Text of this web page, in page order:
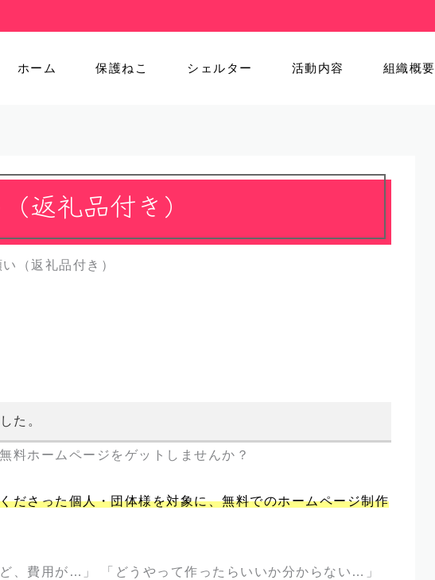
ホーム 保護ねこ シェルター 活動内容 組織概要
返礼品付き）
（返礼品付き）
た。
料ホームページをゲットしませんか？
ださった個人・団体様を対象に、無料でのホームページ制作
、費用が…」 「どうやって作ったらいいか分からない…」